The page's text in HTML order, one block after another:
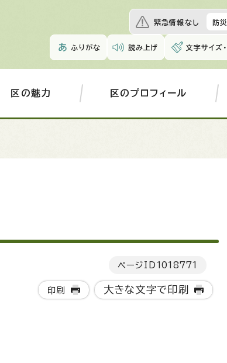
緊急情報なし 防
ふりがな 読み上げ 文字サイズ
区の魅力 区のプロフィール
ページID 1018771
印刷 大きな文字で印刷